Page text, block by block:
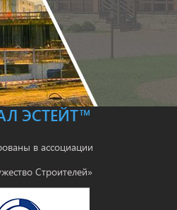
ЭСТЕЙТ™
в ассоциации
Строителей»